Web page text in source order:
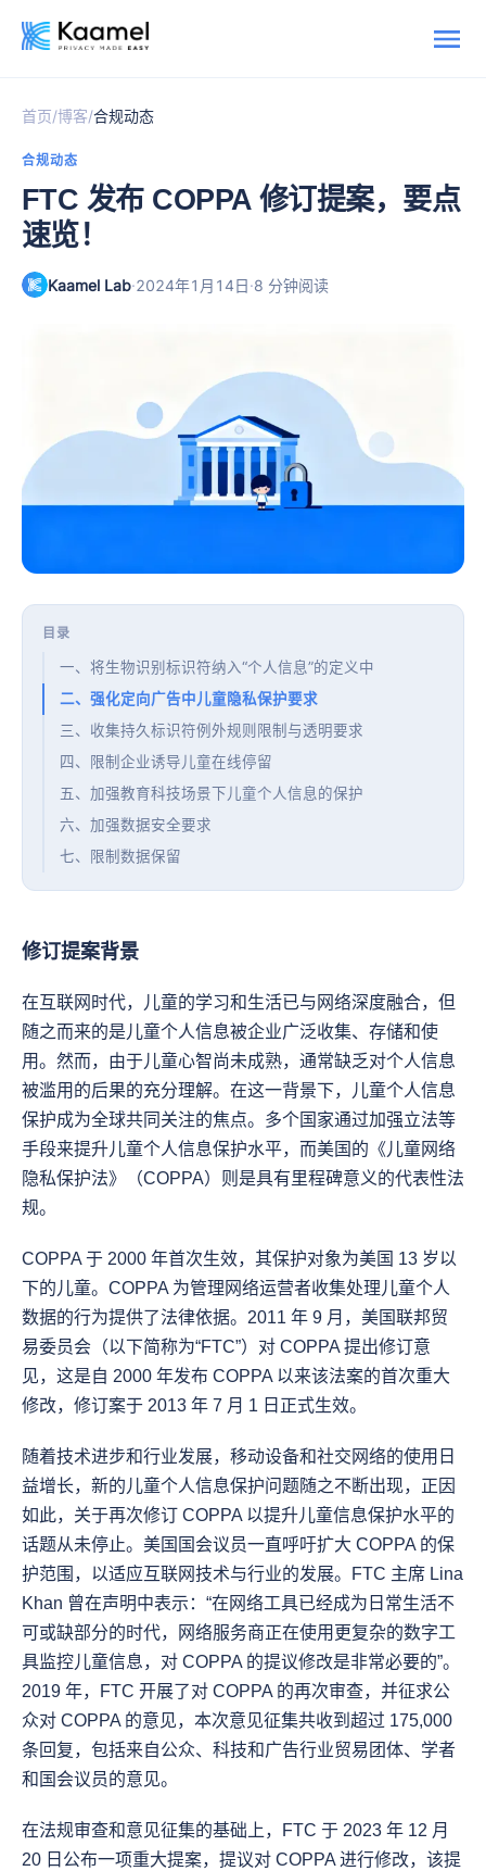
首页/博客/合规动态
合规动态
FTC 发布 COPPA 修订提案，要点
速览！
Kaamel Lab·2024年1月14日·8 分钟阅读
目录
一、将生物识别标识符纳入“个人信息”的定义中
二、强化定向广告中儿童隐私保护要求
三、收集持久标识符例外规则限制与透明要求
四、限制企业诱导儿童在线停留
五、加强教育科技场景下儿童个人信息的保护
六、加强数据安全要求
七、限制数据保留
修订提案背景
在互联网时代，儿童的学习和生活已与网络深度融合，但
随之而来的是儿童个人信息被企业广泛收集、存储和使
用。然而，由于儿童心智尚未成熟，通常缺乏对个人信息
被滥用的后果的充分理解。在这一背景下，儿童个人信息
保护成为全球共同关注的焦点。多个国家通过加强立法等
手段来提升儿童个人信息保护水平，而美国的《儿童网络
隐私保护法》（COPPA）则是具有里程碑意义的代表性法
规。
COPPA 于 2000 年首次生效，其保护对象为美国 13 岁以
下的儿童。COPPA 为管理网络运营者收集处理儿童个人
数据的行为提供了法律依据。2011 年 9 月，美国联邦贸
易委员会（以下简称为“FTC”）对 COPPA 提出修订意
见，这是自 2000 年发布 COPPA 以来该法案的首次重大
修改，修订案于 2013 年 7 月 1 日正式生效。
随着技术进步和行业发展，移动设备和社交网络的使用日
益增长，新的儿童个人信息保护问题随之不断出现，正因
如此，关于再次修订 COPPA 以提升儿童信息保护水平的
话题从未停止。美国国会议员一直呼吁扩大 COPPA 的保
护范围，以适应互联网技术与行业的发展。FTC 主席 Lina
Khan 曾在声明中表示：“在网络工具已经成为日常生活不
可或缺部分的时代，网络服务商正在使用更复杂的数字工
具监控儿童信息，对 COPPA 的提议修改是非常必要的”。
2019 年，FTC 开展了对 COPPA 的再次审查，并征求公
众对 COPPA 的意见，本次意见征集共收到超过 175,000
条回复，包括来自公众、科技和广告行业贸易团体、学者
和国会议员的意见。
在法规审查和意见征集的基础上，FTC 于 2023 年 12 月
20 日公布一项重大提案，提议对 COPPA 进行修改，该提